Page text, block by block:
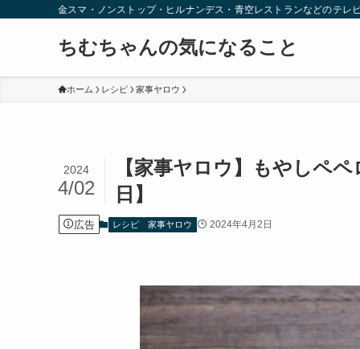
金スマ・ノンストップ・ヒルナンデス・青空レストランなどのテ
ちむちゃんの気になること
ホーム レシピ 家事ヤロウ
【家事ヤロウ】もやしペ
日】
2024
4/02
広告 レシピ 家事ヤロウ 2024年4月2日